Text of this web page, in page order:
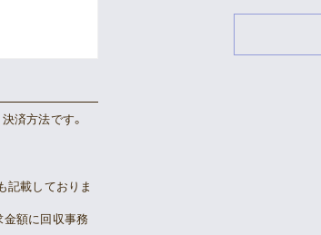
済方法です。
記載しておりま
金額に回収事務